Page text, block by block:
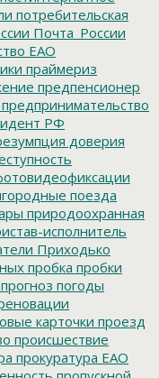
потребительская
Почта_России
ЕАО
праймериз
предпенсионер
предпринимательство
РФ
доверия
поезда
природоохранная
исполнитель
Приходько
пробка пробки
прогноз погоды
карточки проезд
происшествие
прокуратура ЕАО